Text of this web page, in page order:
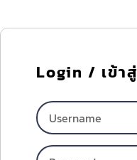
Login / เข้า